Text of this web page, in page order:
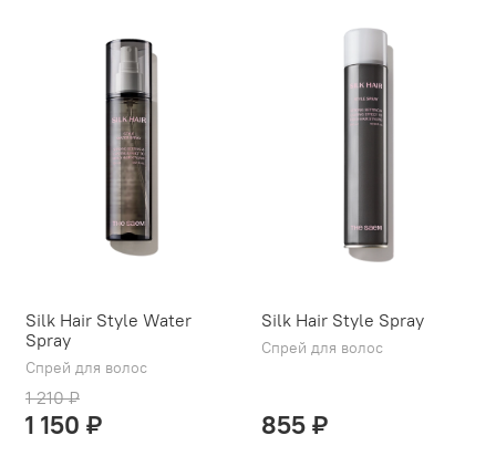
Silk Hair Style Water
Spray
Спрей для волос
1 210 ₽
1 150 ₽
Silk Hair Style Spray
Спрей для волос
855 ₽